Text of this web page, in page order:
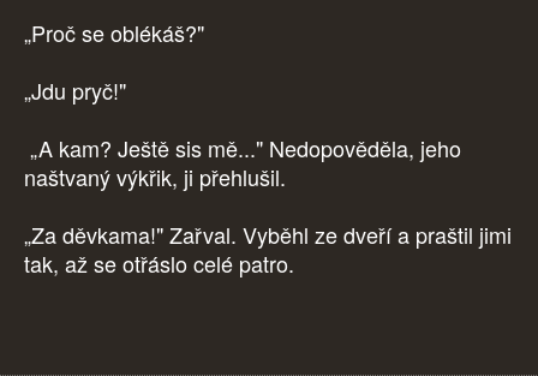
„Proč se oblékáš?"
„Jdu pryč!"
„A kam? Ještě sis mě..." Nedopověděla, jeho
naštvaný výkřik, ji přehlušil.
„Za děvkama!" Zařval. Vyběhl ze dveří a praštil jimi
tak, až se otřáslo celé patro.